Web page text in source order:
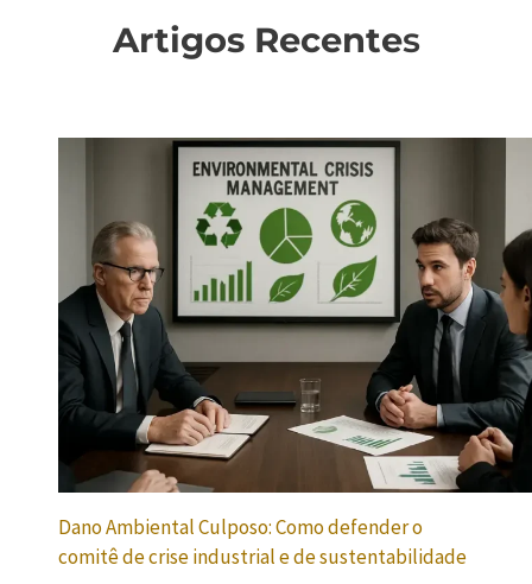
Artigos Recentes
Dano Ambiental Culposo: Como defender o
comitê de crise industrial e de sustentabilidade